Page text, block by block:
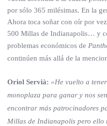
por sólo 365 milésimas. En la
Ahora toca soñar con oír por
500 Millas de Indianapolis… y
problemas económicos de
continúen más allá de la
Oriol Servià: «He vuelto a
monoplaza para ganar y nos
encontrar más patrocinadores
Millas de Indianapolis pero ello